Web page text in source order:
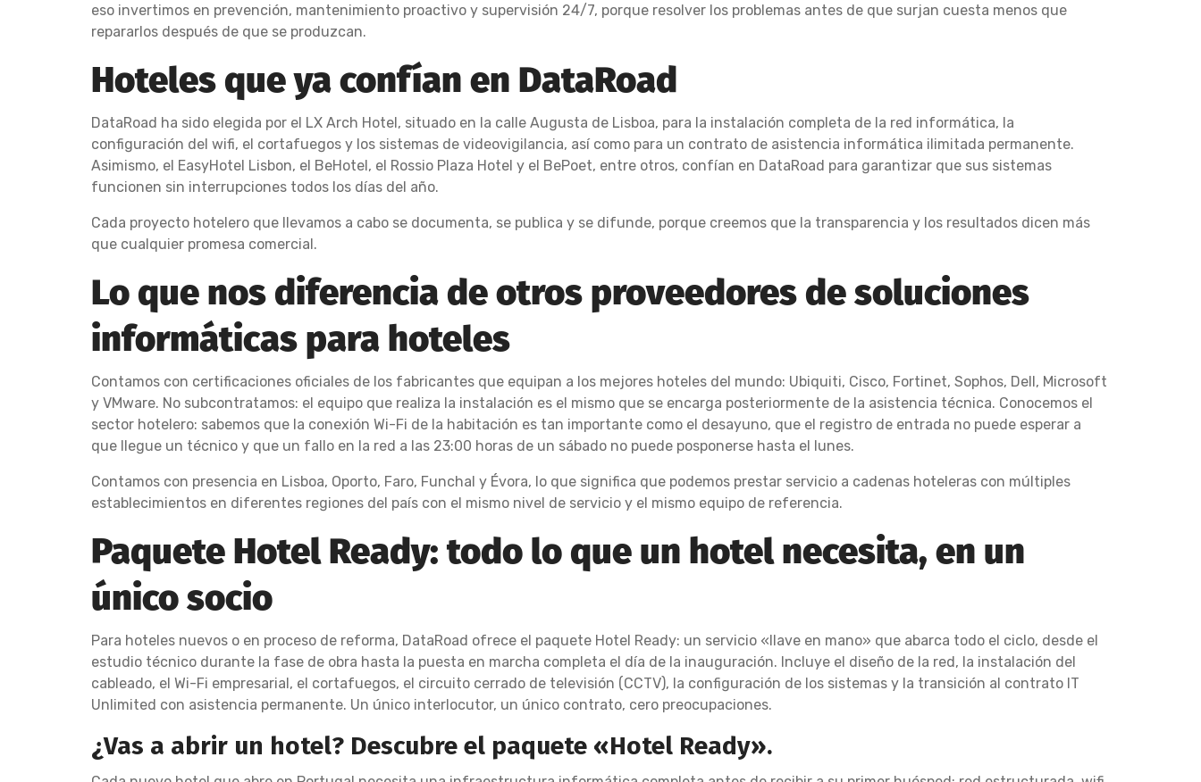
eso invertimos en prevención, mantenimiento proactivo y supervisión 24/7, porque resolver los problemas antes de que surjan cuesta menos que
repararlos después de que se produzcan.
Hoteles que ya confían en DataRoad
DataRoad ha sido elegida por el LX Arch Hotel, situado en la calle Augusta de Lisboa, para la instalación completa de la red informática, la
configuración del wifi, el cortafuegos y los sistemas de videovigilancia, así como para un contrato de asistencia informática ilimitada permanente.
Asimismo, el EasyHotel Lisbon, el BeHotel, el Rossio Plaza Hotel y el BePoet, entre otros, confían en DataRoad para garantizar que sus sistemas
funcionen sin interrupciones todos los días del año.
Cada proyecto hotelero que llevamos a cabo se documenta, se publica y se difunde, porque creemos que la transparencia y los resultados dicen más
que cualquier promesa comercial.
Lo que nos diferencia de otros proveedores de soluciones
informáticas para hoteles
Contamos con certificaciones oficiales de los fabricantes que equipan a los mejores hoteles del mundo: Ubiquiti, Cisco, Fortinet, Sophos, Dell, Microsoft
y VMware. No subcontratamos: el equipo que realiza la instalación es el mismo que se encarga posteriormente de la asistencia técnica. Conocemos el
sector hotelero: sabemos que la conexión Wi-Fi de la habitación es tan importante como el desayuno, que el registro de entrada no puede esperar a
que llegue un técnico y que un fallo en la red a las 23:00 horas de un sábado no puede posponerse hasta el lunes.
Contamos con presencia en Lisboa, Oporto, Faro, Funchal y Évora, lo que significa que podemos prestar servicio a cadenas hoteleras con múltiples
establecimientos en diferentes regiones del país con el mismo nivel de servicio y el mismo equipo de referencia.
Paquete Hotel Ready: todo lo que un hotel necesita, en un
único socio
Para hoteles nuevos o en proceso de reforma, DataRoad ofrece el paquete Hotel Ready: un servicio «llave en mano» que abarca todo el ciclo, desde el
estudio técnico durante la fase de obra hasta la puesta en marcha completa el día de la inauguración. Incluye el diseño de la red, la instalación del
cableado, el Wi-Fi empresarial, el cortafuegos, el circuito cerrado de televisión (CCTV), la configuración de los sistemas y la transición al contrato IT
Unlimited con asistencia permanente. Un único interlocutor, un único contrato, cero preocupaciones.
¿Vas a abrir un hotel? Descubre el paquete «Hotel Ready».